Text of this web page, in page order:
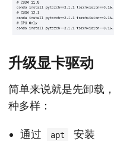
升级显卡驱动
简单来说就是先卸载
种多样：
通过 apt
安装